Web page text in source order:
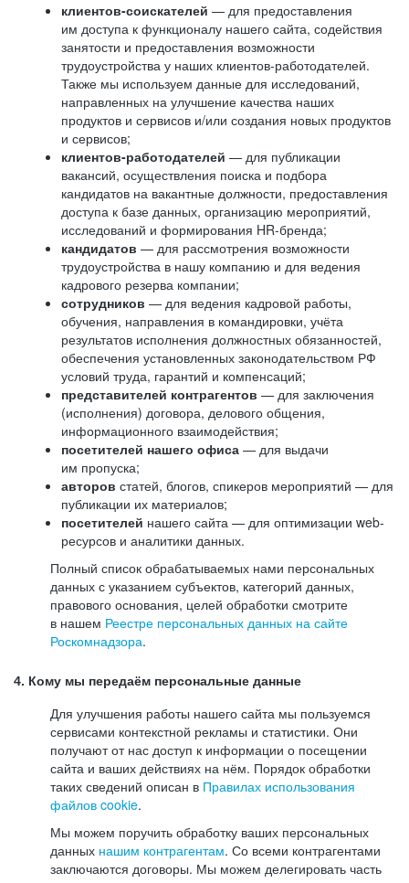
клиентов-соискателей — для предоставления
им доступа к функционалу нашего сайта, содействия
занятости и предоставления возможности
трудоустройства у наших клиентов-работодателей.
Также мы используем данные для исследований,
направленных на улучшение качества наших
продуктов и сервисов и/или создания новых продуктов
и сервисов;
клиентов-работодателей — для публикации
вакансий, осуществления поиска и подбора
кандидатов на вакантные должности, предоставления
доступа к базе данных, организацию мероприятий,
исследований и формирования HR-бренда;
кандидатов — для рассмотрения возможности
трудоустройства в нашу компанию и для ведения
кадрового резерва компании;
сотрудников — для ведения кадровой работы,
обучения, направления в командировки, учёта
результатов исполнения должностных обязанностей,
обеспечения установленных законодательством РФ
условий труда, гарантий и компенсаций;
представителей контрагентов — для заключения
(исполнения) договора, делового общения,
информационного взаимодействия;
посетителей нашего офиса — для выдачи
им пропуска;
авторов статей, блогов, спикеров мероприятий — для
публикации их материалов;
посетителей нашего сайта — для оптимизации web-
ресурсов и аналитики данных.
Полный список обрабатываемых нами персональных
данных с указанием субъектов, категорий данных,
правового основания, целей обработки смотрите
в нашем Реестре персональных данных на сайте
Роскомнадзора.
4. Кому мы передаём персональные данные
Для улучшения работы нашего сайта мы пользуемся
сервисами контекстной рекламы и статистики. Они
получают от нас доступ к информации о посещении
сайта и ваших действиях на нём. Порядок обработки
таких сведений описан в Правилах использования
файлов cookie.
Мы можем поручить обработку ваших персональных
данных нашим контрагентам. Со всеми контрагентами
заключаются договоры. Мы можем делегировать часть